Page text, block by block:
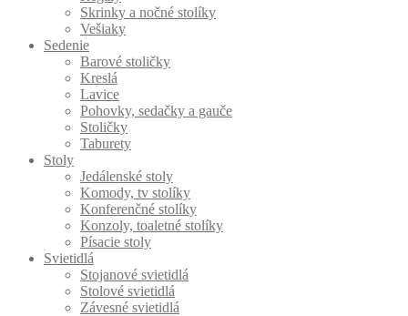
Skrinky a nočné stolíky
Vešiaky
Sedenie
Barové stoličky
Kreslá
Lavice
Pohovky, sedačky a gauče
Stoličky
Taburety
Stoly
Jedálenské stoly
Komody, tv stolíky
Konferenčné stolíky
Konzoly, toaletné stolíky
Písacie stoly
Svietidlá
Stojanové svietidlá
Stolové svietidlá
Závesné svietidlá